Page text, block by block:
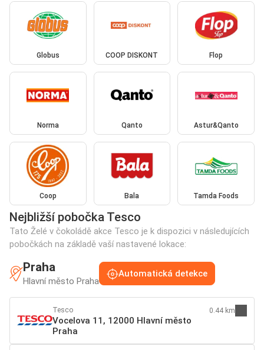
Globus COOP DISKONT Flop
Norma Qanto Astur&Qanto
Coop Bala Tamda Foods
Nejbližší pobočka Tesco
Tato Želé v čokoládě akce Tesco je k dispozici v následujících
pobočkách na základě vaší nastavené lokace:
Praha
Hlavní město Praha
Automatická detekce
Tesco
Vocelova 11, 12000 Hlavní město
Praha
0.44 km